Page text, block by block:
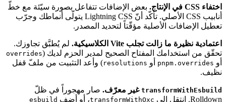
اختفاء CSS في الإنتاج.
بعض الإضافات تتفاعل بصورة سيّئة مع خطّ
أنابيب CSS الأصلي. تأكّد أنّ Lightning CSS يتولّى أنماطك وجرّب
تعطيل الإضافات الأصلية مؤقّتاً لتحديد المصدر.
اعتمادية نظيرة ما زالت تجلب Vite الكلاسيكية.
لم يُطبَّق تجاوزك.
تحقّق من استخدامك المفتاح الصحيح لمدير الحزم لديك ( overrides
أوpnpm.overridesأوresolutions) وأعد التثبيت من ملفّ قفل
نظيف.
transformWithEsbuildغير معرّف.صار مهجوراً في ظلّ
Rolldown. انتقل إلى
transformWithOxc ، أو أضفesbuild